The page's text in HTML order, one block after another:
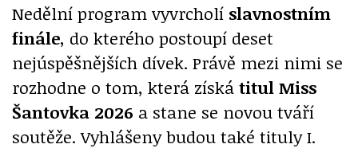
Nedělní program vyvrcholí slavnostním
finále, do kterého postoupí deset
nejúspěšnějších dívek. Právě mezi nimi se
rozhodne o tom, která získá titul Miss
Šantovka 2026 a stane se novou tváří
soutěže. Vyhlášeny budou také tituly I.